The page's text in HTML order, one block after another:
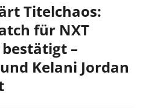
Titelchaos:
für NXT
–
Kelani Jordan